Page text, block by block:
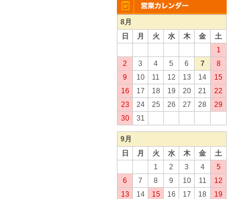
8月
日
月 火 水 木 金
土
1
2
3 4 5 6 7
8
9
10 11 12 13 14
15
16
17 18 19 20 21
22
23
24 25 26 27 28
29
30
31
9月
日
月 火 水 木 金
土
1
2 3 4
5
6
7 8 9 10 11
12
13
14 15 16 17 18
19